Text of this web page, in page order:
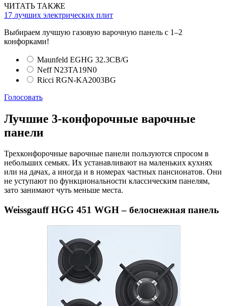
ЧИТАТЬ ТАКЖЕ
17 лучших электрических плит
Выбираем лучшую газовую варочную панель с 1–2
конфорками!
Maunfeld EGHG 32.3CB/G
Neff N23TA19N0
Ricci RGN-KA2003BG
Голосовать
Лучшие 3-конфорочные варочные
панели
Трехконфорочные варочные панели пользуются спросом в
небольших семьях. Их устанавливают на маленьких кухнях
или на дачах, а иногда и в номерах частных пансионатов. Они
не уступают по функциональности классическим панелям,
зато занимают чуть меньше места.
Weissgauff HGG 451 WGH – белоснежная панель